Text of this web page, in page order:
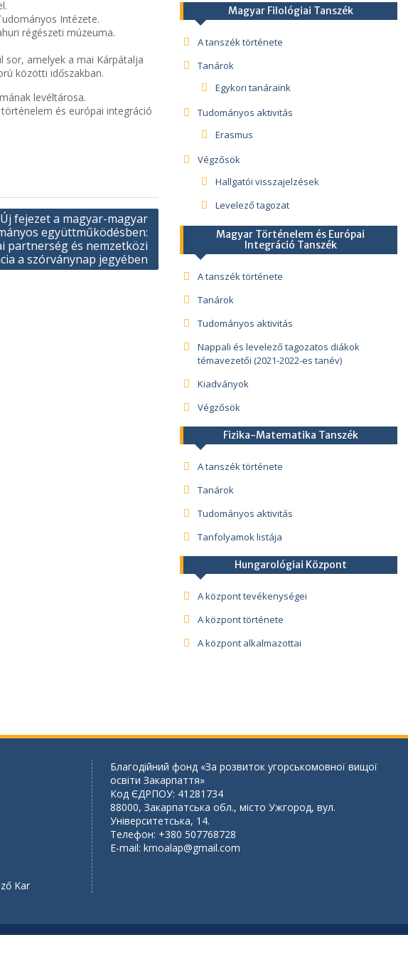
Intézete.
régészeti múzeuma.
amelyek a mai Kárpátalja
közötti időszakban.
levéltárosa.
és európai integráció
Új fejezet a magyar-magyar
együttműködésben:
partnerség és nemzetközi
a szórványnap jegyében
Magyar Filológiai Tanszék
A tanszék története
Tanárok
Egykori tanáraink
Tudományos aktivitás
Erasmus
Végzősök
Hallgatói visszajelzések
Levelező tagozat
Magyar Történelem és Európai
Integráció Tanszék
A tanszék története
Tanárok
Tudományos aktivitás
Nappali és levelező tagozatos diákok
témavezetői (2021-2022-es tanév)
Kiadványok
Végzősök
Fizika-Matematika Tanszék
A tanszék története
Tanárok
Tudományos aktivitás
Tanfolyamok listája
Hungarológiai Központ
A központ tevékenységei
A központ története
A központ alkalmazottai
Kar
Благодійний фонд «За розвиток угорськомовної вищої
освіти Закарпаття»
Код ЄДРПОУ: 41281734
88000, Закарпатська обл., місто Ужгород, вул.
Університетська, 14.
Телефон: +380 507768728
E-mail:kmoalap@gmail.com